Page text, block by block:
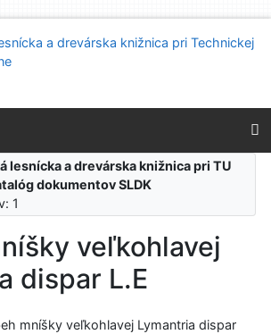
prístupnosti
lesnícka a drevárska knižnica pri TU
dokumentov SLDK
1
veľkohlavej
dispar L.E
mníšky veľkohlavej Lymantria dispar